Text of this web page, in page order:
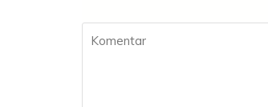
Komentar